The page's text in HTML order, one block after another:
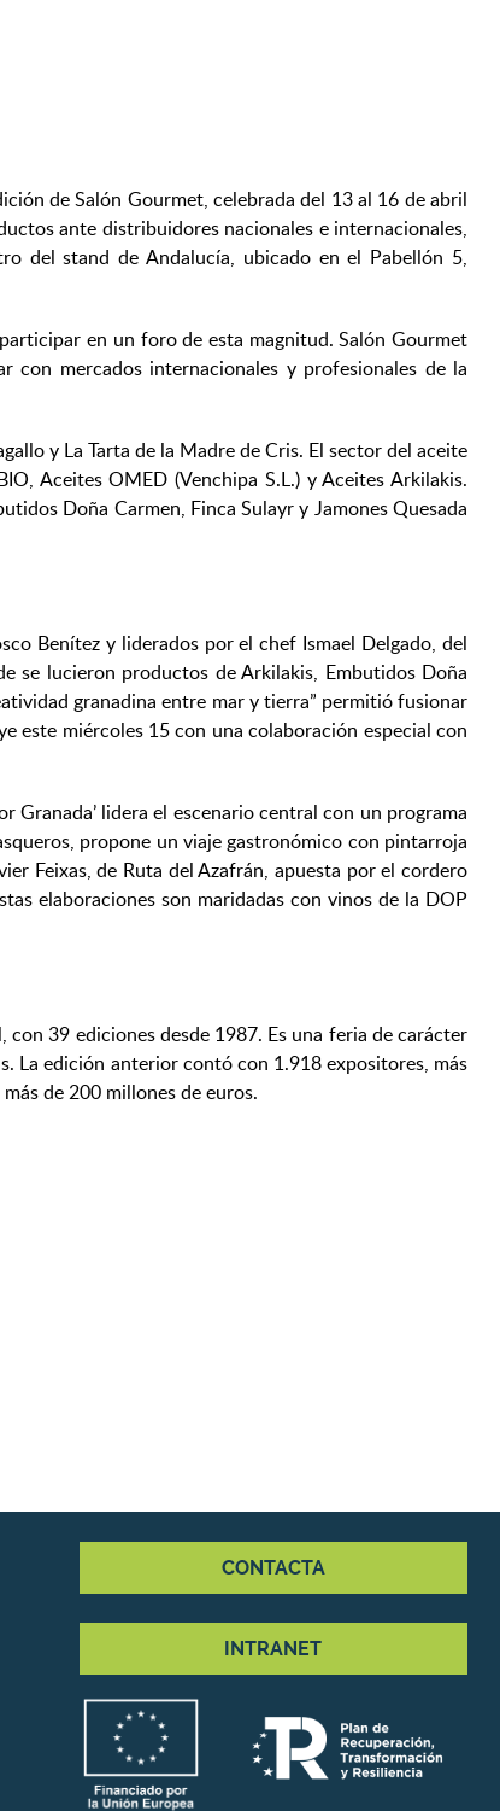
de Salón Gourmet, celebrada del 13 al 16 de abril
ante distribuidores nacionales e internacionales,
del stand de Andalucía, ubicado en el Pabellón 5,
en un foro de esta magnitud. Salón Gourmet
con mercados internacionales y profesionales de la
y La Tarta de la Madre de Cris. El sector del aceite
Aceites OMED (Venchipa S.L.) y Aceites Arkilakis.
Doña Carmen, Finca Sulayr y Jamones Quesada
Benítez y liderados por el chef Ismael Delgado, del
se lucieron productos de Arkilakis, Embutidos Doña
granadina entre mar y tierra” permitió fusionar
este miércoles 15 con una colaboración especial con
Granada’ lidera el escenario central con un programa
propone un viaje gastronómico con pintarroja
Feixas, de Ruta del Azafrán, apuesta por el cordero
elaboraciones son maridadas con vinos de la DOP
39 ediciones desde 1987. Es una feria de carácter
La edición anterior contó con 1.918 expositores, más
de 200 millones de euros.
CONTACTA
INTRANET